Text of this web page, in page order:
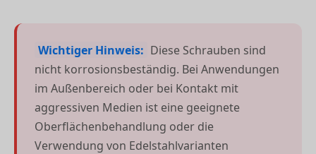
Wichtiger Hinweis: Diese Schrauben sind
nicht korrosionsbeständig. Bei Anwendungen
im Außenbereich oder bei Kontakt mit
aggressiven Medien ist eine geeignete
Oberflächenbehandlung oder die
Verwendung von Edelstahlvarianten